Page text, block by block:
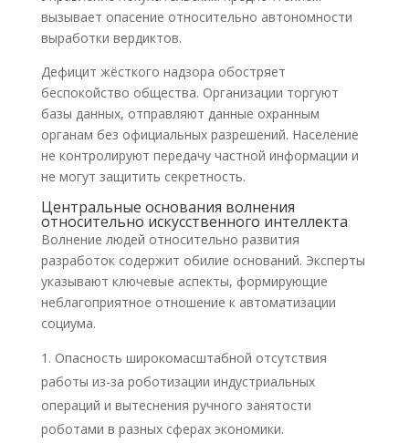
вызывает опасение относительно автономности
выработки вердиктов.
Дефицит жёсткого надзора обостряет
беспокойство общества. Организации торгуют
базы данных, отправляют данные охранным
органам без официальных разрешений. Население
не контролируют передачу частной информации и
не могут защитить секретность.
Центральные основания волнения
относительно искусственного интеллекта
Волнение людей относительно развития
разработок содержит обилие оснований. Эксперты
указывают ключевые аспекты, формирующие
неблагоприятное отношение к автоматизации
социума.
Опасность широкомасштабной отсутствия
работы из-за роботизации индустриальных
операций и вытеснения ручного занятости
роботами в разных сферах экономики.